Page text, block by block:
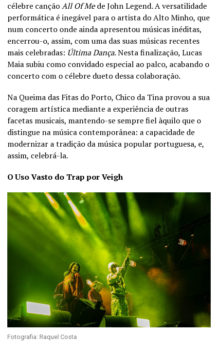
célebre cançãoAll Of Mede John Legend. A versatilidade
performática é inegável para o artista do Alto Minho, que
num concerto onde ainda apresentou músicas inéditas,
encerrou-o, assim, com uma das suas músicas recentes
mais celebradas: Última Dança. Nesta finalização, Lucas
Maia subiu como convidado especial ao palco, acabando o
concerto com o célebre dueto dessa colaboração.
Na Queima das Fitas do Porto, Chico da Tina provou a sua
coragem artística mediante a experiência de outras
facetas musicais, mantendo-se sempre fiel àquilo que o
distingue na música contemporânea: a capacidade de
modernizar a tradição da música popular portuguesa, e,
assim, celebrá-la.
O Uso Vasto do Trap por Veigh
Fotografia: Raquel Costa